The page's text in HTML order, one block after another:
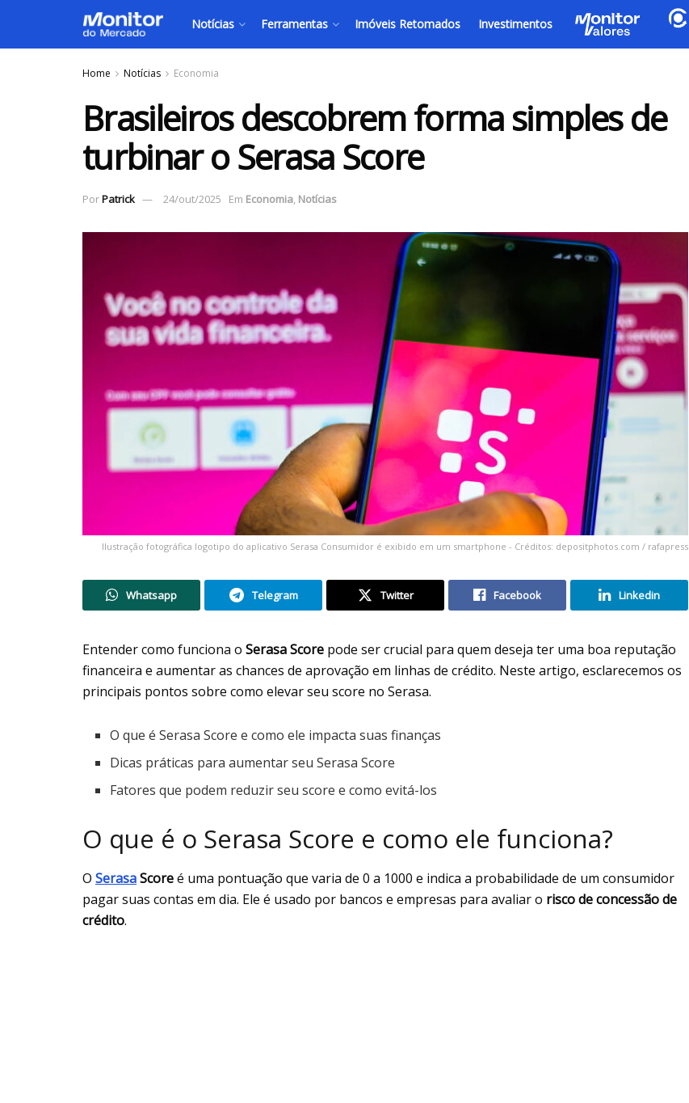
Notícias Ferramentas Imóveis Retomados Investimentos
Home Notícias Economia
Brasileiros descobrem forma simples de
turbinar o Serasa Score
PorPatrick 24/out/2025 Em Economia, Notícias
Ilustração fotográfica logotipo do aplicativo Serasa Consumidor é exibido em um smartphone - Créditos: depositphotos.com / rafapress
Whatsapp Telegram Twitter Facebook Linkedin
Entender como funciona o Serasa Score pode ser crucial para quem deseja ter uma boa reputação
financeira e aumentar as chances de aprovação em linhas de crédito. Neste artigo, esclarecemos os
principais pontos sobre como elevar seu score no Serasa.
O que é Serasa Score e como ele impacta suas finanças
Dicas práticas para aumentar seu Serasa Score
Fatores que podem reduzir seu score e como evitá-los
O que é o Serasa Score e como ele funciona?
O SerasaScoreé uma pontuação que varia de 0 a 1000 e indica a probabilidade de um consumidor
pagar suas contas em dia. Ele é usado por bancos e empresas para avaliar o risco de concessão de
crédito.